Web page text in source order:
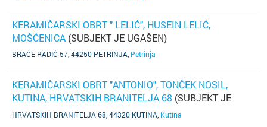
KERAMIČARSKI OBRT " LELIĆ", HUSEIN LELIĆ,
MOŠĆENICA (SUBJEKT JE UGAŠEN)
BRAĆE RADIĆ 57, 44250 PETRINJA Petrinja
KERAMIČARSKI OBRT "ANTONIO", TONČEK NOSIL,
KUTINA, HRVATSKIH BRANITELJA 68 (SUBJEKT JE
UGAŠEN)
HRVATSKIH BRANITELJA 68, 44320 KUTINA Kutina